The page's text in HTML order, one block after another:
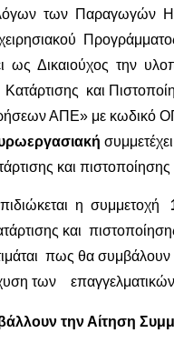
των Παραγωγών
Προγράμματος
ως Δικαιούχος την
και
ΑΠΕ» με κωδικό
και
η συμμετοχή
και
πως θα
των επαγγελματικών
την Αίτηση